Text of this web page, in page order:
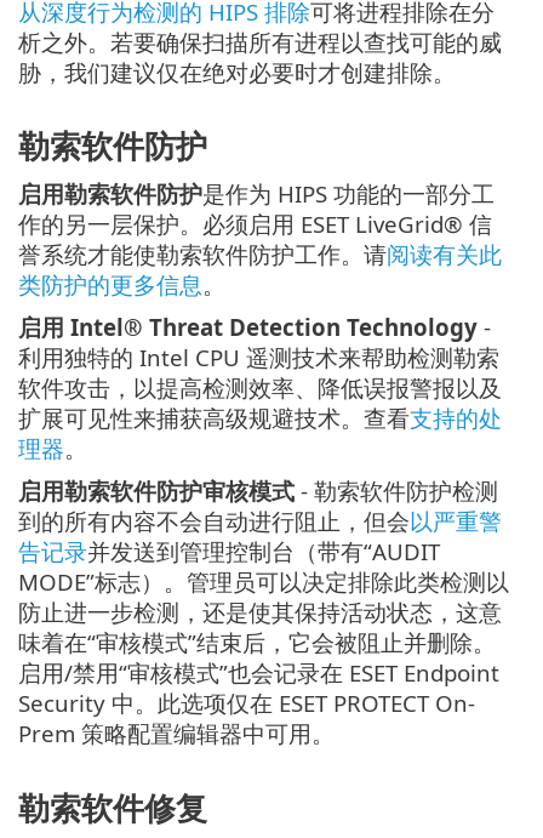
从深度行为检测的 HIPS 排除可将进程排除在分
析之外。若要确保扫描所有进程以查找可能的威
胁，我们建议仅在绝对必要时才创建排除。
勒索软件防护
启用勒索软件防护是作为 HIPS 功能的一部分工
作的另一层保护。必须启用 ESET LiveGrid® 信
誉系统才能使勒索软件防护工作。请阅读有关此
类防护的更多信息。
启用 Intel® Threat Detection Technology -
利用独特的 Intel CPU 遥测技术来帮助检测勒索
软件攻击，以提高检测效率、降低误报警报以及
扩展可见性来捕获高级规避技术。查看支持的处
理器。
启用勒索软件防护审核模式 - 勒索软件防护检测
到的所有内容不会自动进行阻止，但会以严重警
告记录并发送到管理控制台（带有“AUDIT
MODE”标志）。管理员可以决定排除此类检测以
防止进一步检测，还是使其保持活动状态，这意
味着在“审核模式”结束后，它会被阻止并删除。
启用/禁用“审核模式”也会记录在 ESET Endpoint
Security 中。此选项仅在 ESET PROTECT On-
Prem 策略配置编辑器中可用。
勒索软件修复